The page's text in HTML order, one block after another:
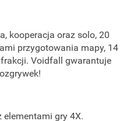
kooperacja oraz solo, 20
przygotowania mapy, 14
Voidfall gwarantuje
gry 4X.